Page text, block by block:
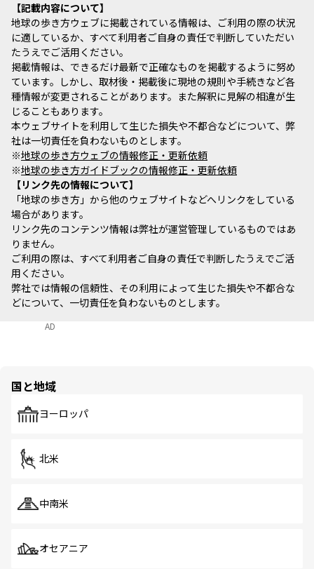
記載内容について
地球の歩き方ウェブに掲載されている情報は、ご利用の際の状況
に適しているか、すべて利用者ご自身の責任で判断していただい
たうえでご活用ください。
掲載情報は、できるだけ最新で正確なものを掲載するように努め
ています。しかし、取材後・掲載後に現地の規則や手続きなど各
種情報が変更されることがあります。また解釈に見解の相違が生
じることもあります。
本ウェブサイトを利用して生じた損失や不都合などについて、弊
社は一切責任を負わないものとします。
※地球の歩き方ウェブの情報修正・更新依頼
※地球の歩き方ガイドブックの情報修正・更新依頼
リンク先の情報について
「地球の歩き方」から他のウェブサイトなどへリンクをしている
場合があります。
リンク先のコンテンツ情報は弊社が運営管理しているものではあ
りません。
ご利用の際は、すべて利用者ご自身の責任で判断したうえでご活
用ください。
弊社では情報の信頼性、その利用によって生じた損失や不都合な
どについて、一切責任を負わないものとします。
AD
国と地域
ヨーロッパ
北米
中南米
オセアニア